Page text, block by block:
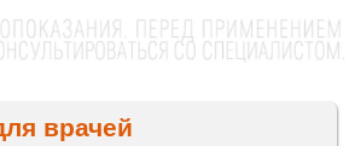
врачей